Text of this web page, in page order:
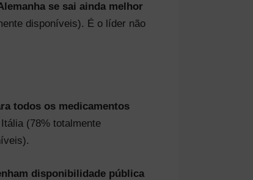
se sai ainda melhor
disponíveis). É o líder não
todos os medicamentos
(78% totalmente
disponibilidade pública